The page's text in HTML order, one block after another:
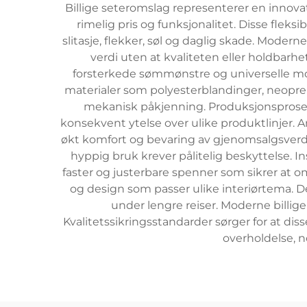
Billige seteromslag representerer en
rimelig pris og funksjonalitet. Disse
slitasje, flekker, søl og daglig skade.
verdi uten at kvaliteten eller
forsterkede sømmønstre og universelle
materialer som polyesterblandinger,
mekanisk påkjenning.
konsekvent ytelse over ulike produktlinjer.
økt komfort og bevaring av
hyppig bruk krever pålitelig beskyttelse.
faster og justerbare spenner som sikrer at
og design som passer ulike interiørtema.
under lengre reiser. Moderne
Kvalitetssikringsstandarder sørger for at
overholdelse,